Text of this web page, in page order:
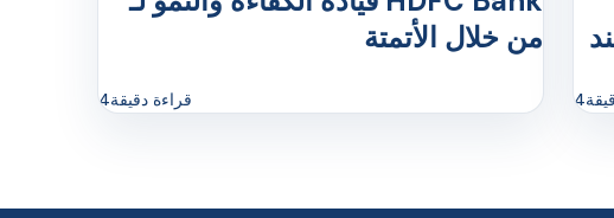
من خلال الأتمتة
4قراءة دقيقة 4